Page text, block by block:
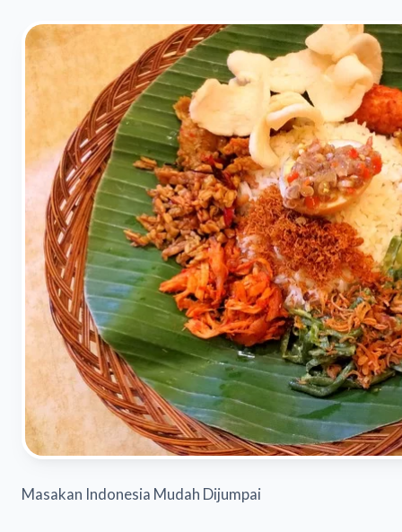
Masakan Indonesia Mudah Dijumpai